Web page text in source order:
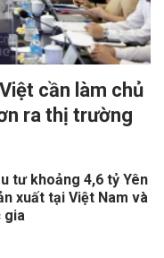
cần làm chủ
ra thị trường
tư khoảng 4,6 tỷ Yên
xuất tại Việt Nam và
gia